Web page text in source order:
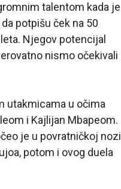
talentom kada je
potpišu ček na 50
Njegov potencijal
nismo očekivali
utakmicama u očima
i Kajlijan Mbapeom.
je u povratničkoj nozi
potom i ovog duela